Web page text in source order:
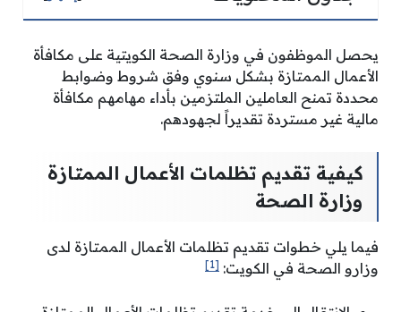
يحصل الموظفون في وزارة الصحة الكويتية على مكافأة
الأعمال الممتازة بشكل سنوي وفق شروط وضوابط
محددة تمنح العاملين الملتزمين بأداء مهامهم مكافأة
مالية غير مستردة تقديراً لجهودهم.
كيفية تقديم تظلمات الأعمال الممتازة
وزارة الصحة
فيما يلي خطوات تقديم تظلمات الأعمال الممتازة لدى
وزارو الصحة في الكويت: [1]